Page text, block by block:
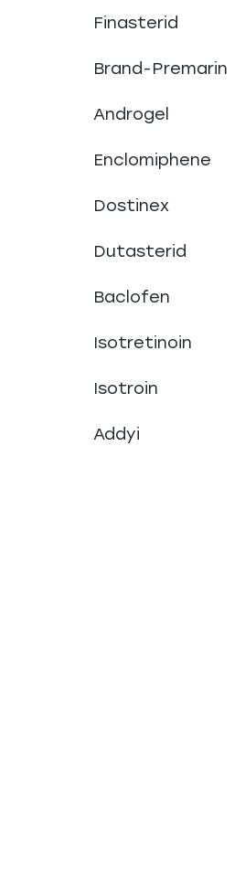
Finasterid
Brand-Premarin
Androgel
Enclomiphene
Dostinex
Dutasterid
Baclofen
Isotretinoin
Isotroin
Addyi